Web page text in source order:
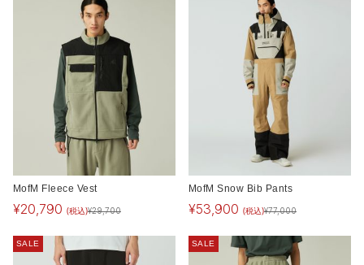
MofM Fleece Vest
¥20,790 (税込)¥29,700
MofM Snow Bib Pants
¥53,900 (税込)¥77,000
SALE SALE